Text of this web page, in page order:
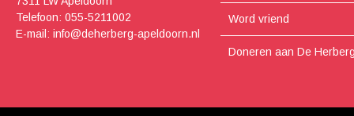
Telefoon: 055-5211002
E-mail: info@deherberg-apeldoorn.nl
Word vriend
Doneren aan De